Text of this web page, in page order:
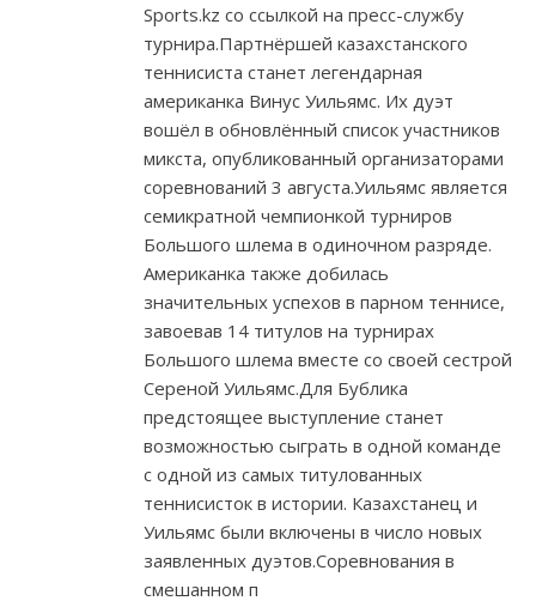
Sports.kz со ссылкой на пресс-службу
турнира.Партнёршей казахстанского
теннисиста станет легендарная
американка Винус Уильямс. Их дуэт
вошёл в обновлённый список участников
микста, опубликованный организаторами
соревнований 3 августа.Уильямс является
семикратной чемпионкой турниров
Большого шлема в одиночном разряде.
Американка также добилась
значительных успехов в парном теннисе,
завоевав 14 титулов на турнирах
Большого шлема вместе со своей сестрой
Сереной Уильямс.Для Бублика
предстоящее выступление станет
возможностью сыграть в одной команде
с одной из самых титулованных
теннисисток в истории. Казахстанец и
Уильямс были включены в число новых
заявленных дуэтов.Соревнования в
смешанном п